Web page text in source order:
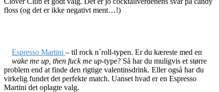
floss (og det er ikke negativt ment…!)
Espresso Martini – til rock n´roll-typen. Er du kæreste med en
wake me up, then fuck me up-type? Så har du muligvis et større
problem end at finde den rigtige valentinsdrink. Eller også har du
virkelig fundet det perfekte match. Uanset hvad er en Espresso
Martini det oplagte valg.